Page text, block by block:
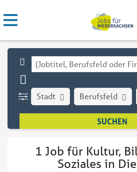
Stadt Berufsfeld
1 Job für Kultur,
Soziales in